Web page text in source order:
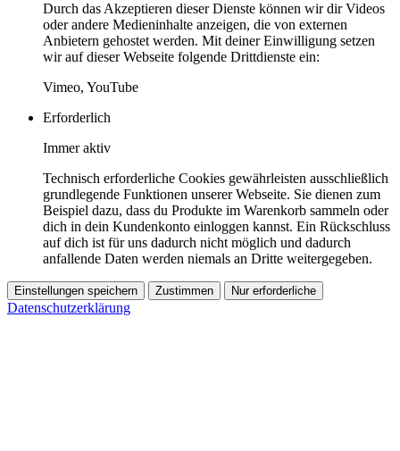
Durch das Akzeptieren dieser Dienste können wir dir Videos
oder andere Medieninhalte anzeigen, die von externen
Anbietern gehostet werden. Mit deiner Einwilligung setzen
wir auf dieser Webseite folgende Drittdienste ein:
Vimeo, YouTube
Erforderlich
Immer aktiv
Technisch erforderliche Cookies gewährleisten ausschließlich
grundlegende Funktionen unserer Webseite. Sie dienen zum
Beispiel dazu, dass du Produkte im Warenkorb sammeln oder
dich in dein Kundenkonto einloggen kannst. Ein Rückschluss
auf dich ist für uns dadurch nicht möglich und dadurch
anfallende Daten werden niemals an Dritte weitergegeben.
Einstellungen speichern Zustimmen Nur erforderliche
Datenschutzerklärung